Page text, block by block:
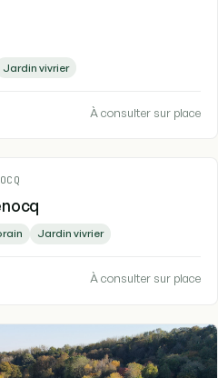
Jardin vivrier
À consulter sur place
Jardin vivrier
À consulter sur place